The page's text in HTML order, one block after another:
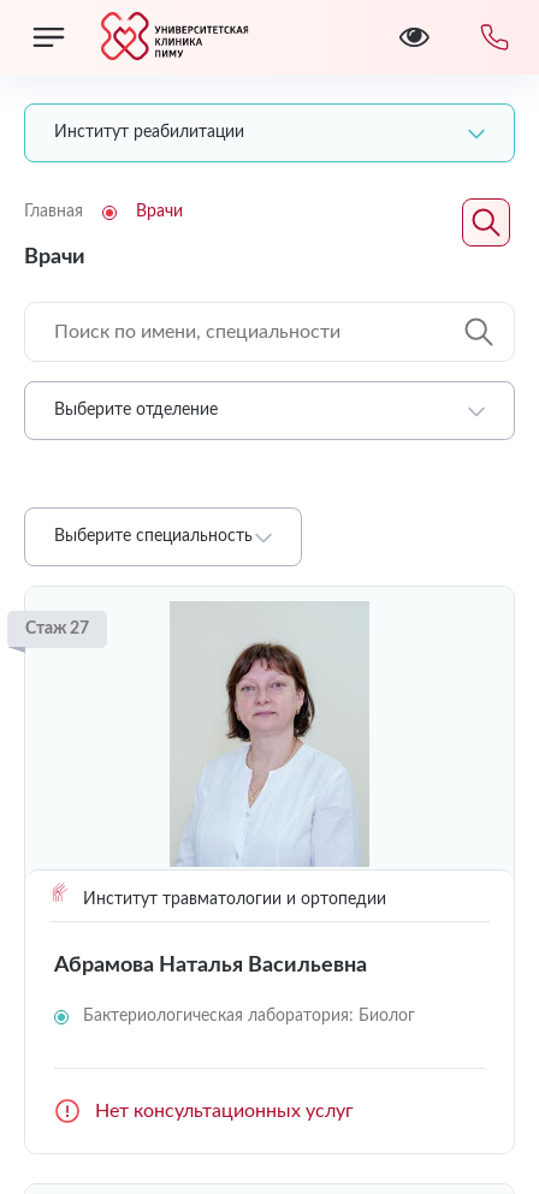
Институт реабилитации
Главная Врачи
Врачи
Выберите отделение
Выберите специальность
Стаж 27
Институт травматологии и ортопедии
Абрамова Наталья Васильевна
Бактериологическая лаборатория: Биолог
Нет консультационных услуг